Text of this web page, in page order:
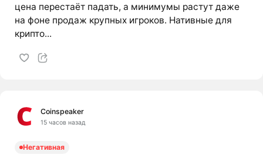
цена перестаёт падать, а минимумы растут даже
на фоне продаж крупных игроков. Нативные для
крипто...
Coinspeaker
15 часов назад
Негативная